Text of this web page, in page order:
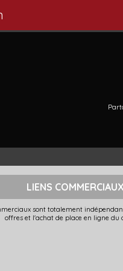
LIENS COMMERCIAUX
sont totalement
offres et l'achat de place en ligne du